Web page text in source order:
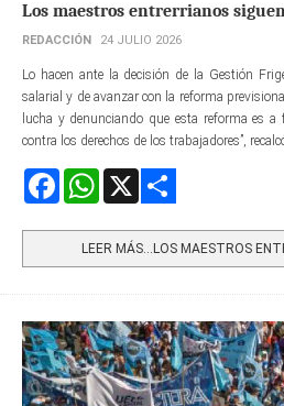
Los maestros entrerrianos
REDACCIÓN 24 JULIO 2026
Lo hacen ante la decisión de la Gestión
salarial y de avanzar con la reforma
lucha y denunciando que esta reforma es
contra los derechos de los trabajadores”,
FacebookWhatsApp
LEER MÁS…LOS MAESTROS